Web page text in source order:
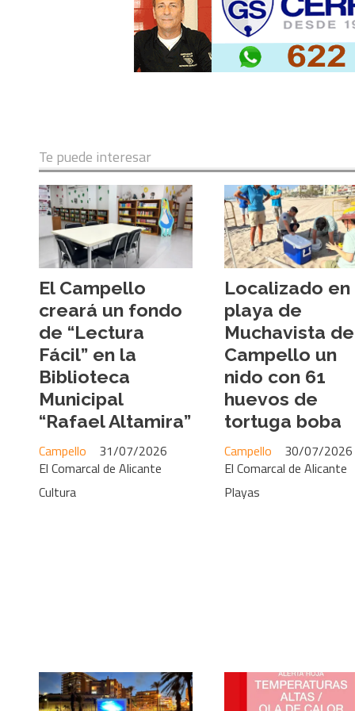
Te puede interesar
El Campello
creará un fondo
de “Lectura
Fácil” en la
Biblioteca
Municipal
“Rafael Altamira”
El Comarcal de Alicante
Campello 31/07/2026
Cultura
Localizado en
playa de
Muchavista
Campello un
nido con 61
huevos de
tortuga boba
El Comarcal de Alicante
Campello 30/07/2026
Playas